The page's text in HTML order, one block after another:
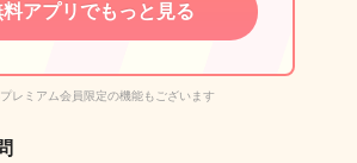
料アプリでもっと見る
レミアム会員限定の機能もございます